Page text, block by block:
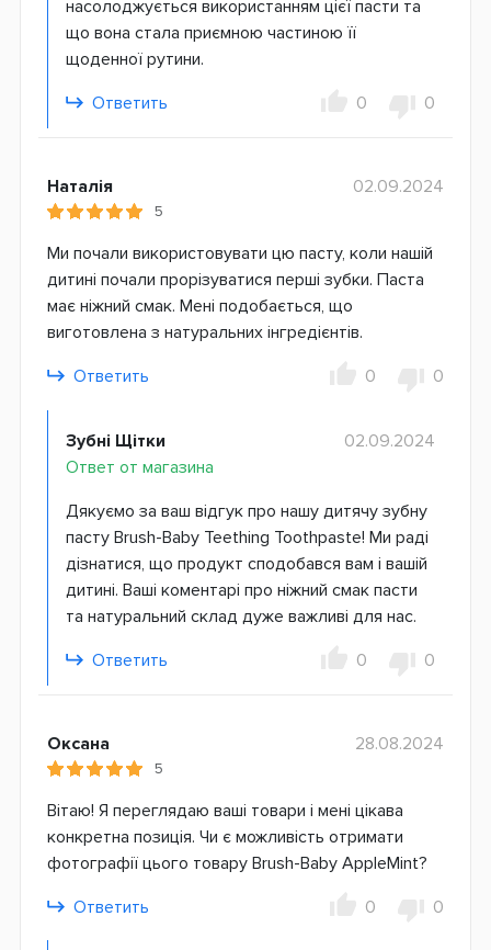
насолоджується використанням цієї пасти та
що вона стала приємною частиною її
щоденної рутини.
Ответить
0 0
Наталія
5
02.09.2024
Ми почали використовувати цю пасту, коли нашій
дитині почали прорізуватися перші зубки. Паста
має ніжний смак. Мені подобається, що
виготовлена з натуральних інгредієнтів.
Ответить
0 0
Зубні Щітки
Ответ от магазина
02.09.2024
Дякуємо за ваш відгук про нашу дитячу зубну
пасту Brush-Baby Teething Toothpaste! Ми раді
дізнатися, що продукт сподобався вам і вашій
дитині. Ваші коментарі про ніжний смак пасти
та натуральний склад дуже важливі для нас.
Ответить
0 0
Оксана
5
28.08.2024
Вітаю! Я переглядаю ваші товари і мені цікава
конкретна позиція. Чи є можливість отримати
фотографії цього товару Brush-Baby AppleMint?
Ответить
0 0